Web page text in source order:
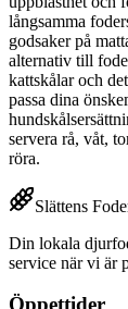
långsamma
godsaker på
alternativ till
kattskålar och
passa dina
servera rå, våt,
röra.
Slättens
Din lokala
service när vi är